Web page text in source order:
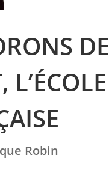
L’ÉCOLE
Robin